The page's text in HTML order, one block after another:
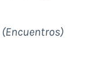
(Encuentros)